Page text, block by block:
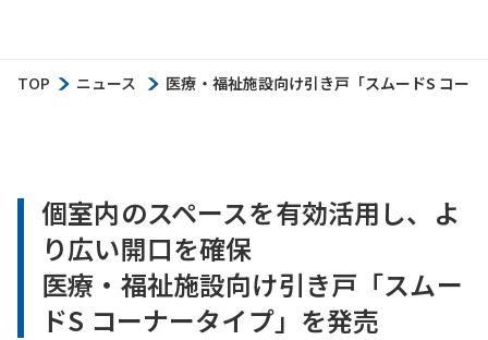
TOP ニュース 医療・福祉施設向け引き戸「スムードS コー
個室内のスペースを有効活用し、よ
り広い開口を確保
医療・福祉施設向け引き戸「スムー
ドS コーナータイプ」を発売